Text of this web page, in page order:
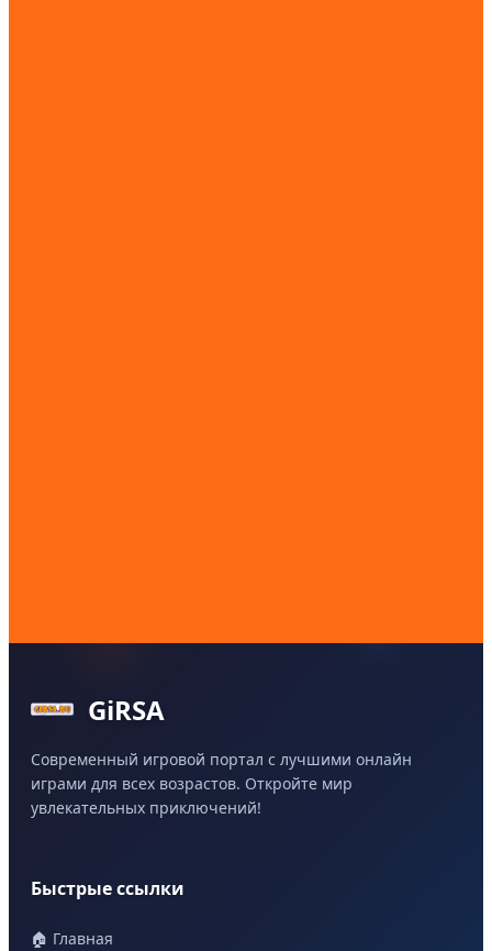
GiRSA
Современный игровой портал с лучшими онлайн
играми для всех возрастов. Откройте мир
увлекательных приключений!
Быстрые ссылки
🏠 Главная